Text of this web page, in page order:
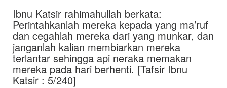
Ibnu Katsir rahimahullah berkata:
Perintahkanlah mereka kepada yang ma’ruf
dan cegahlah mereka dari yang munkar, dan
janganlah kalian membiarkan mereka
terlantar sehingga api neraka memakan
mereka pada hari berhenti. [Tafsir Ibnu
Katsir : 5/240]